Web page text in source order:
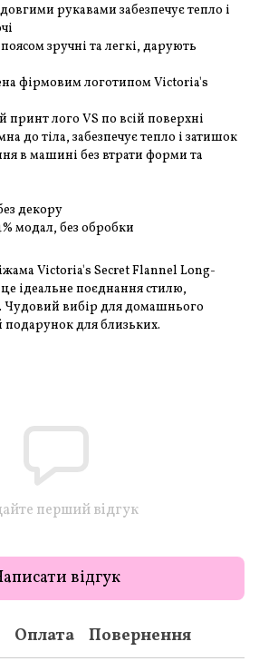
рукавами забезпечує тепло і
зручні та легкі, дарують
фірмовим логотипом Victoria's
лого VS по всій поверхні
до тіла, забезпечує тепло і затишок
в машині без втрати форми та
декору
модал, без обробки
Victoria's Secret Flannel Long-
ідеальне поєднання стилю,
Чудовий вибір для домашнього
подарунок для близьких.
перший відгук
відгук
Оплата Повернення